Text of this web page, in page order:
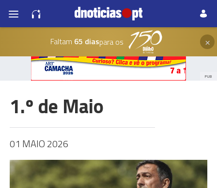
Faltam 65 diaspara os ×
PUB
1.º de Maio
01 MAIO 2026